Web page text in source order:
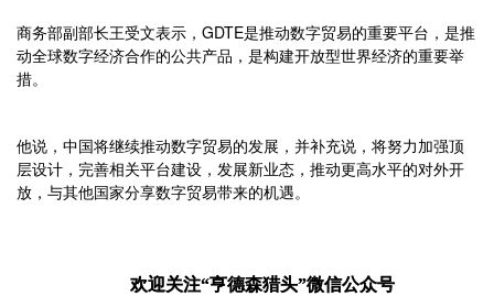
商务部副部长王受文表示，GDTE是推动数字贸易的重要平台，是推
动全球数字经济合作的公共产品，是构建开放型世界经济的重要举
措。
他说，中国将继续推动数字贸易的发展，并补充说，将努力加强顶
层设计，完善相关平台建设，发展新业态，推动更高水平的对外开
放，与其他国家分享数字贸易带来的机遇。
欢迎关注“亨德森猎头”微信公众号